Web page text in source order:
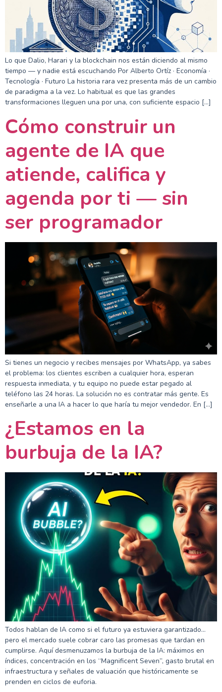
Lo que Dalio, Harari y la blockchain nos están diciendo al mismo
tiempo — y nadie está escuchando Por Alberto Ortíz · Economía ·
Tecnología · Futuro La historia rara vez presenta más de un cambio
de paradigma a la vez. Lo habitual es que las grandes
transformaciones lleguen una por una, con suficiente espacio […]
Cómo construir un
agente de IA que
atiende, califica y
agenda por ti — sin
ser programador
Si tienes un negocio y recibes mensajes por WhatsApp, ya sabes
el problema: los clientes escriben a cualquier hora, esperan
respuesta inmediata, y tu equipo no puede estar pegado al
teléfono las 24 horas. La solución no es contratar más gente. Es
enseñarle a una IA a hacer lo que haría tu mejor vendedor. En […]
¿Estamos en la
burbuja de la IA?
Todos hablan de IA como si el futuro ya estuviera garantizado…
pero el mercado suele cobrar caro las promesas que tardan en
cumplirse. Aquí desmenuzamos la burbuja de la IA: máximos en
índices, concentración en los “Magnificent Seven”, gasto brutal en
infraestructura y señales de valuación que históricamente se
prenden en ciclos de euforia.